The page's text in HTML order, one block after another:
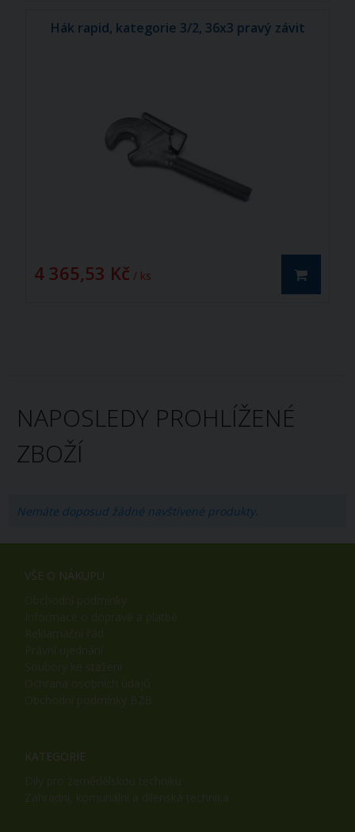
Hák rapid, kategorie 3/2, 36x3 pravý závit
4 365,53 Kč / ks
NAPOSLEDY PROHLÍŽENÉ
ZBOŽÍ
Nemáte doposud žádné navštívené produkty.
VŠE O NÁKUPU
KATEGORIE